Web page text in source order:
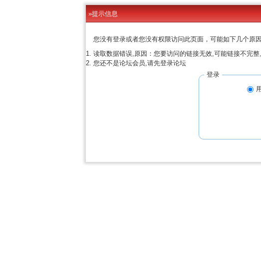
»提示信息
您没有登录或者您没有权限访问此页面，可能如下几个原
读取数据错误,原因：您要访问的链接无效,可能链接不完
您还不是论坛会员,请先登录论坛
登录